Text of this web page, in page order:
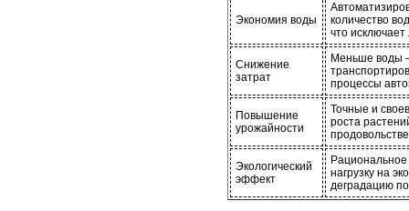
Экономия воды
количество
что
Снижение
затрат
Меньше воды
процессы
Повышение
урожайности
Точные и
роста
Экологический
эффект
нагрузку на
деградацию